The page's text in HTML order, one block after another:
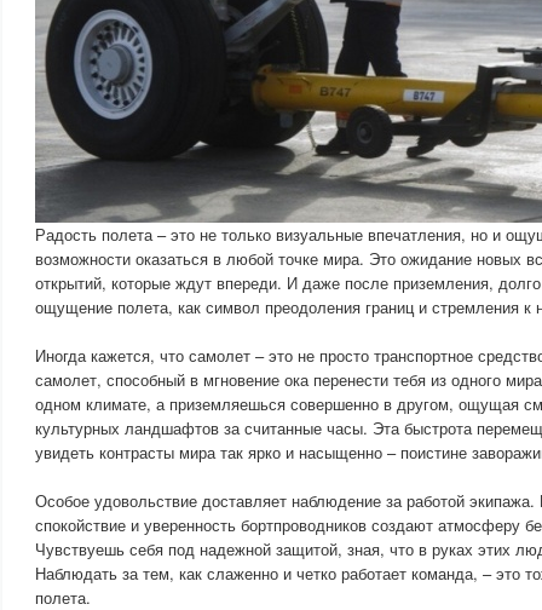
Радость полета – это не только визуальные впечатления, но и
возможности оказаться в любой точке мира. Это ожидание новых
открытий, которые ждут впереди. И даже после приземления,
ощущение полета, как символ преодоления границ и стремления
Иногда кажется, что самолет – это не просто транспортное
самолет, способный в мгновение ока перенести тебя из одного
одном климате, а приземляешься совершенно в другом, ощущая
культурных ландшафтов за считанные часы. Эта быстрота
увидеть контрасты мира так ярко и насыщенно – поистине
Особое удовольствие доставляет наблюдение за работой
спокойствие и уверенность бортпроводников создают атмосферу
Чувствуешь себя под надежной защитой, зная, что в руках этих
Наблюдать за тем, как слаженно и четко работает команда, – это
полета.